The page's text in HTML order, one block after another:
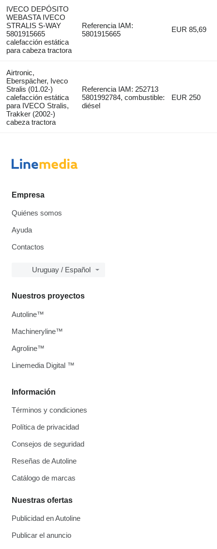
IVECO DEPÓSITO
WEBASTA IVECO
STRALIS S-WAY
5801915665
calefacción estática
para cabeza tractora
Referencia IAM:
5801915665
EUR 85,69
Airtronic,
Eberspächer, Iveco
Stralis (01.02-)
calefacción estática
para IVECO Stralis,
Trakker (2002-)
cabeza tractora
Referencia IAM: 252713
5801992784, combustible:
diésel
EUR 250
Empresa
Quiénes somos
Ayuda
Contactos
Uruguay / Español
Información
Términos y condiciones
Política de privacidad
Consejos de seguridad
Reseñas de Autoline
Catálogo de marcas
Nuestras ofertas
Publicidad en Autoline
Publicar el anuncio
Nuestros proyectos
Autoline™
Machineryline™
Agroline™
Linemedia Digital ™